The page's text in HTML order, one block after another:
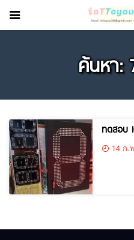
ค้นหา:
ทดสอบ
14 ก.